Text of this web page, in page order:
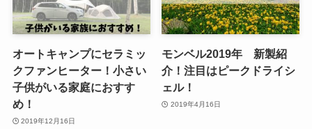
オートキャンプにセラミッ
クファンヒーター！小さい
子供がいる家庭におすす
め！
2019年12月16日
モンベル2019年 新製紹
介！注目はピークドライシ
ェル！
2019年4月16日